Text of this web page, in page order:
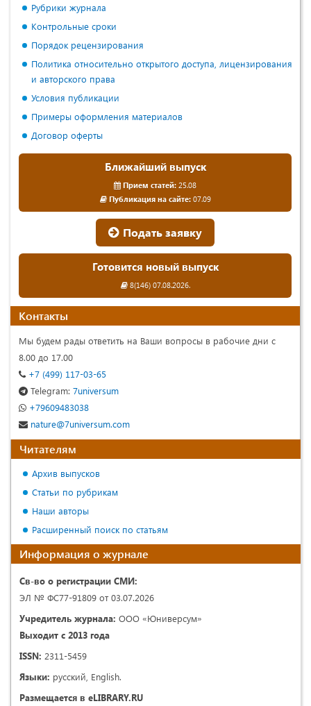
Рубрики журнала
Контрольные сроки
Порядок рецензирования
Политика относительно открытого доступа, лицензирования
и авторского права
Условия публикации
Примеры оформления материалов
Договор оферты
Ближайший выпуск
Прием статей: 25.08
Публикация на сайте:07.09
Подать заявку
Готовится новый выпуск
8(146) 07.08.2026.
Контакты
Мы будем рады ответить на Ваши вопросы в рабочие дни с
8.00 до 17.00
+7 (499) 117-03-65
Telegram: 7universum
+79609483038
nature@7universum.com
Читателям
Архив выпусков
Статьи по рубрикам
Наши авторы
Расширенный поиск по статьям
Информация о журнале
Св-во о регистрации СМИ:
ЭЛ № ФС77-91809 от 03.07.2026
Учредитель журнала: ООО «Юниверсум»
Выходит с 2013 года
ISSN: 2311-5459
Языки: русский, English.
Размещается в eLIBRARY.RU